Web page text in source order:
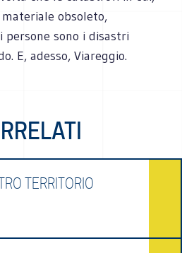
obsoleto,
persone sono i disastri
E, adesso, Viareggio.
TERRITORIO